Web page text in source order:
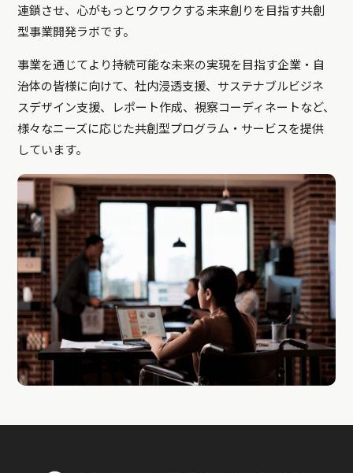
連鎖させ、心がもっとワクワクする未来創りを目指す共創
型事業開発ラボです。
事業を通じてより持続可能な未来の実現を目指す企業・自
治体の皆様に向けて、社内浸透支援、サステナブルビジネ
スデザイン支援、レポート作成、視察コーディネートなど、
様々なニーズに応じた共創型プログラム・サービスを提供
しています。